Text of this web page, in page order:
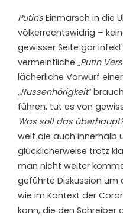
Putins Einmarsch in die
völkerrechtswidrig –
gewisser Seite gar
vermeintliche „Putin
lächerliche Vorwurf
„Russenhörigkeit“
führen, tut es von
Was soll das
weit die auch innerhalb
glücklicherweise trotz
man nicht weiter
geführte Diskussion um
wie im Kontext der
kann, die den Schreiber